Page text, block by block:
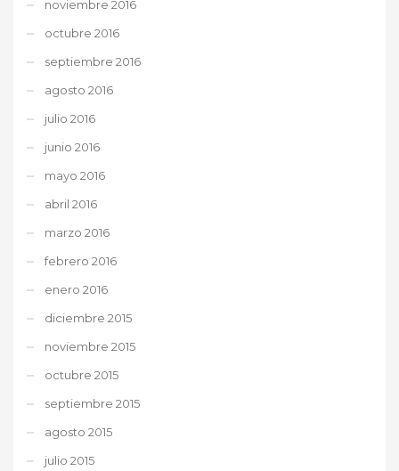
noviembre 2016
octubre 2016
septiembre 2016
agosto 2016
julio 2016
junio 2016
mayo 2016
abril 2016
marzo 2016
febrero 2016
enero 2016
diciembre 2015
noviembre 2015
octubre 2015
septiembre 2015
agosto 2015
julio 2015